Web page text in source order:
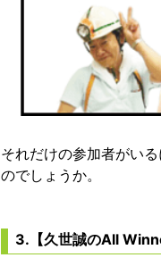
それだけの参加者がい
のでしょうか。
3.【久世誠のAll